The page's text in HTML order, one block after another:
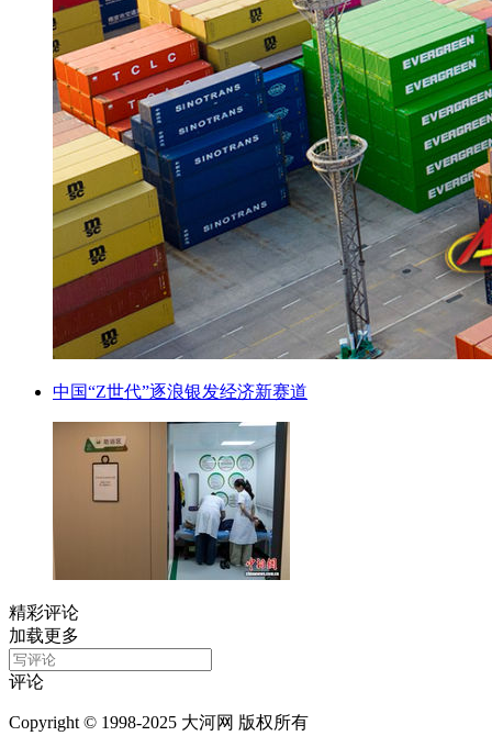
中国“Z世代”逐浪银发经济新赛道
精彩评论
加载更多
评论
Copyright © 1998-2025 大河网 版权所有